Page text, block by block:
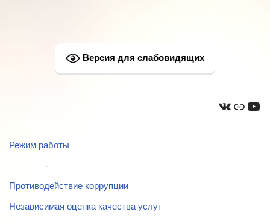
Версия для слабовидящих
Режим работы
————-
Противодействие коррупции
Независимая оценка качества услуг